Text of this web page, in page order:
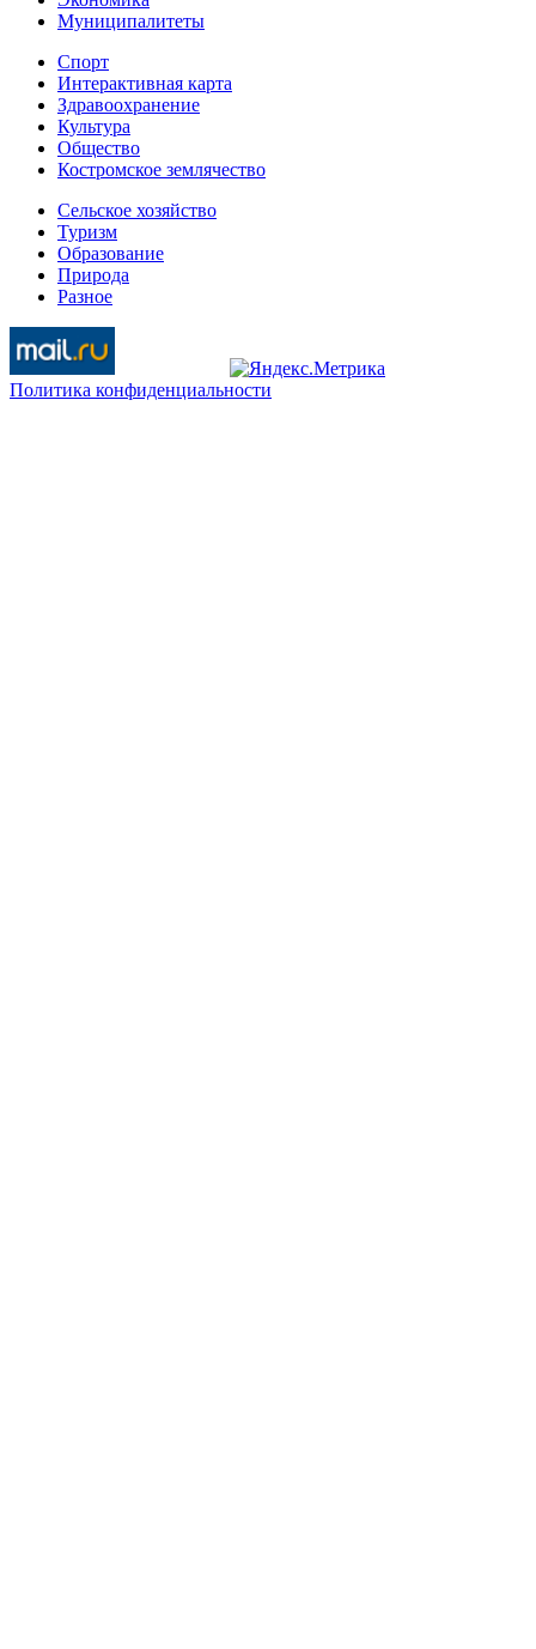
Муниципалитеты
Спорт
Интерактивная карта
Здравоохранение
Культура
Общество
Костромское землячество
Сельское хозяйство
Туризм
Образование
Природа
Разное
Политика конфиденциальности